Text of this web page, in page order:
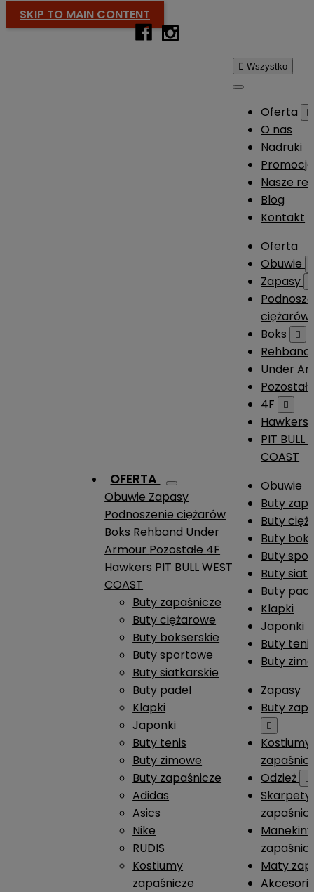
SKIP TO MAIN CONTENT
OFERTA
Obuwie Zapasy
Podnoszenie ciężarów
Boks Rehband Under
Armour Pozostałe 4F
Hawkers PIT BULL WEST
COAST
Buty zapaśnicze
Buty ciężarowe
Buty bokserskie
Buty sportowe
Buty siatkarskie
Buty padel
Klapki
Japonki
Buty tenis
Buty zimowe
Buty zapaśnicze
Adidas
Asics
Nike
RUDIS
Kostiumy
zapaśnicze
 Wszystko
Oferta 
O nas
Nadruki
Promocje
Nasze
Blog
Kontakt
Oferta
Obuwie
Zapasy
ciężarów
Boks

Rehband
Under
4F

Hawkers
PIT BULL
COAST
Obuwie
Buty
Buty
Buty
Buty
Buty
Buty
Klapki
Japonki
Buty
Buty
Zapasy
Buty

Kostiumy
Odzież

Skarpety
Manekiny
Maty